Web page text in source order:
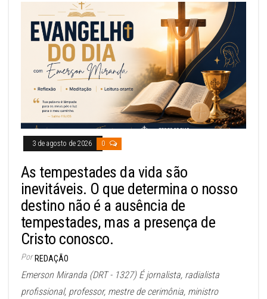
3 de agosto de 2026 0
As tempestades da vida são
inevitáveis. O que determina o nosso
destino não é a ausência de
tempestades, mas a presença de
Cristo conosco.
Por REDAÇÃO
Emerson Miranda (DRT - 1327) É jornalista, radialista
profissional, professor, mestre de cerimônia, ministro